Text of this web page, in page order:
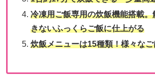
冷凍用ご飯専用の炊飯機能搭載
きないふっくらご飯に仕上がる
炊飯メニューは15種類！様々な